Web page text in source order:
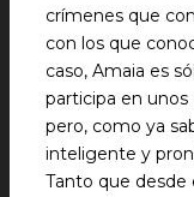
crímenes que
con los que
caso, Amaia es
participa en unos
pero, como ya
inteligente y
Tanto que desde